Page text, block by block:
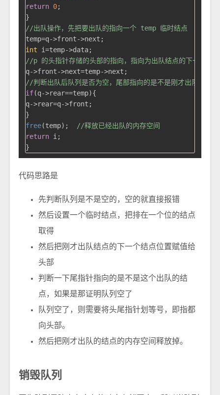
return 0;
//出队操作，先把要出队的指向一个 temp 临时结点
int
//p 的头指针存储的头部的指向，指向为出队结点的下一个
//判断出队后队列是否为空，尾部指向的是不是刚才出队的那个
if(q->rear==temp){
q->rear=q->front;
free(temp);
//释放已经出队的内存空间
return i;
代码思路是
先判断队列是不是空的，空的就直接报错
然后设置一个临时结点，把排在一个位的结点
取得
然后把刚才出队结点的下一个结点位置赋值给
头部
判断一下尾指针指向的是不是这个出队的结
点，如果是那证明队列空了
队列空了，则需要将头尾指针划等号，即指都
向头部。
然后把刚才出队的结点的内存空间释放掉。
销毁队列